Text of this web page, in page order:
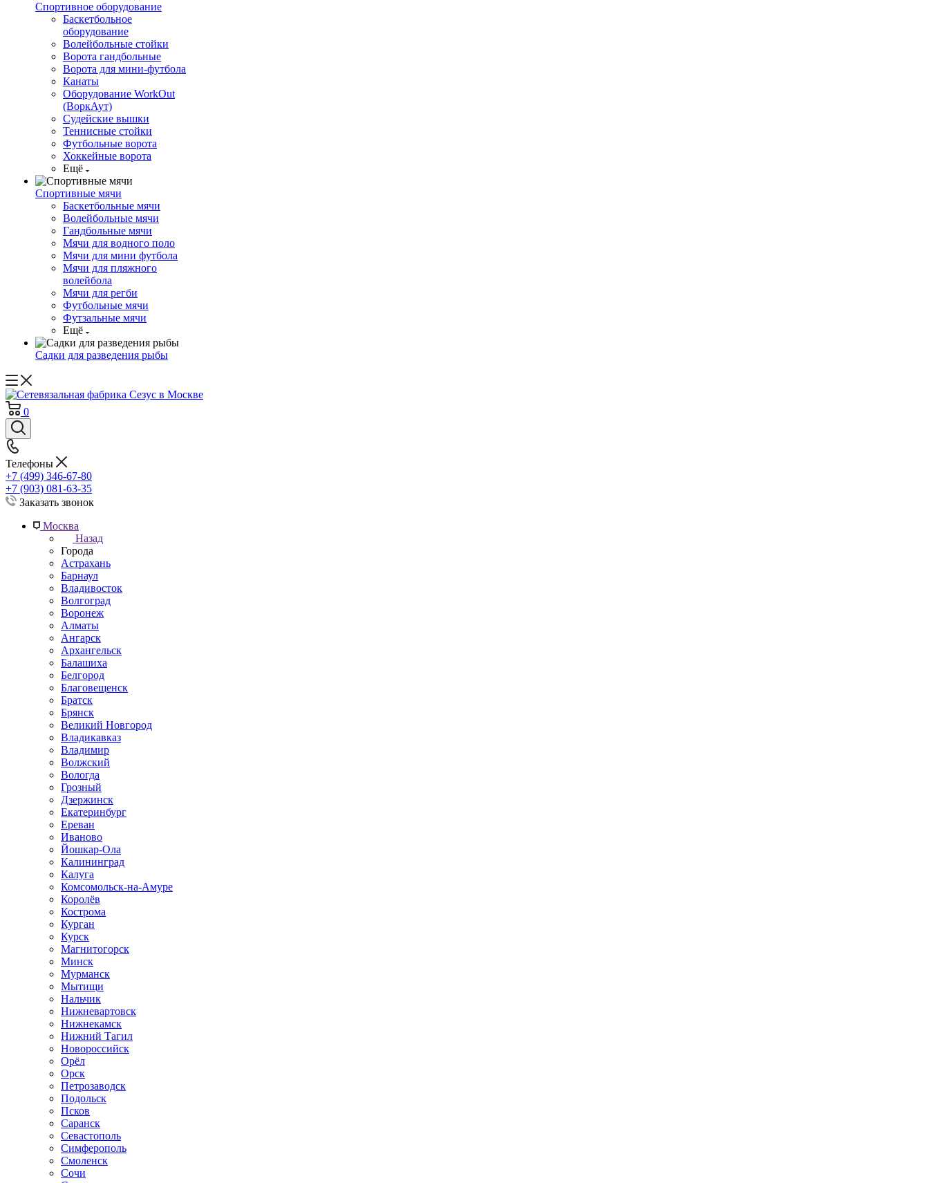
Спортивное оборудование
Баскетбольное
оборудование
Волейбольные стойки
Ворота гандбольные
Ворота для мини-футбола
Канаты
Оборудование WorkOut
(ВоркАут)
Судейские вышки
Теннисные стойки
Футбольные ворота
Хоккейные ворота
Ещё
Спортивные мячи
Баскетбольные мячи
Волейбольные мячи
Гандбольные мячи
Мячи для водного поло
Мячи для мини футбола
Мячи для пляжного
волейбола
Мячи для регби
Футбольные мячи
Футзальные мячи
Ещё
Садки для разведения рыбы
0
Телефоны
+7 (499) 346-67-80
+7 (903) 081-63-35
Заказать звонок
Москва
Назад
Города
Астрахань
Барнаул
Владивосток
Волгоград
Воронеж
Алматы
Ангарск
Архангельск
Балашиха
Белгород
Благовещенск
Братск
Брянск
Великий Новгород
Владикавказ
Владимир
Волжский
Вологда
Грозный
Дзержинск
Екатеринбург
Ереван
Иваново
Йошкар-Ола
Калининград
Калуга
Комсомольск-на-Амуре
Королёв
Кострома
Курган
Курск
Магнитогорск
Минск
Мурманск
Мытищи
Нальчик
Нижневартовск
Нижнекамск
Нижний Тагил
Новороссийск
Орёл
Орск
Петрозаводск
Подольск
Псков
Саранск
Севастополь
Симферополь
Смоленск
Сочи